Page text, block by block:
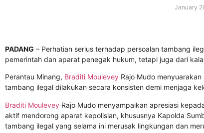
January
PADANG – Perhatian serius terhadap persoalan tambang
pemerintah dan aparat penegak hukum, tetapi juga dari
Perantau Minang, Braditi Moulevey Rajo Mudo
tambang ilegal dilakukan secara konsisten demi menjaga
Braditi Moulevey Rajo Mudo menyampaikan apresiasi
aktif mendorong aparat kepolisian, khususnya Kapolda
tambang ilegal yang selama ini merusak lingkungan dan